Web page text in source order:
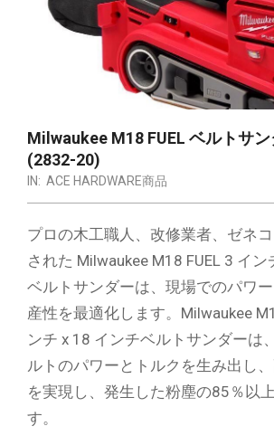
Milwaukee M18 FUEL ベルトサ
(2832-20)
IN: ACE HARDWARE商品
プロの木工職人、改修業者、ゼネ
された Milwaukee M18 FUEL 3 イン
ベルトサンダーは、現場でのパワ
産性を最適化します。Milwaukee
ンチ x 18 インチベルトサンダーは
ルトのパワーとトルクを生み出し
を実現し、発生した粉塵の85％以
す。